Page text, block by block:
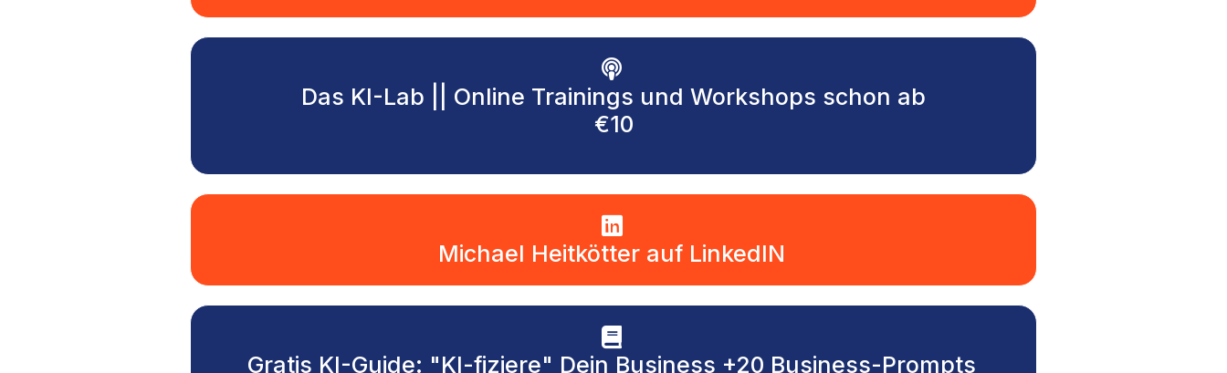
Das KI-Lab || Online Trainings und Workshops schon ab
€10
Michael Heitkötter auf LinkedIN
Gratis KI-Guide: "KI-fiziere" Dein Business +20 Business-Prompts